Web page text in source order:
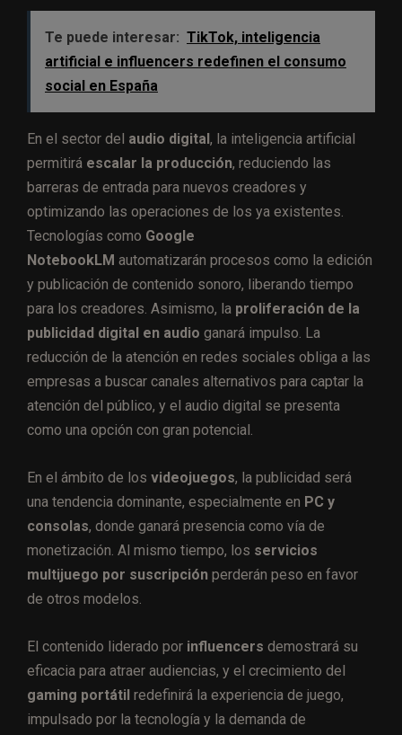
Te puede interesar: TikTok, inteligencia
artificial e influencers redefinen el consumo
social en España
En el sector del audio digital, la inteligencia artificial
permitirá escalar la producción, reduciendo las
barreras de entrada para nuevos creadores y
optimizando las operaciones de los ya existentes.
Tecnologías como Google
NotebookLM automatizarán procesos como la edición
y publicación de contenido sonoro, liberando tiempo
para los creadores. Asimismo, la proliferación de la
publicidad digital en audio ganará impulso. La
reducción de la atención en redes sociales obliga a las
empresas a buscar canales alternativos para captar la
atención del público, y el audio digital se presenta
como una opción con gran potencial​​.
En el ámbito de los videojuegos, la publicidad será
una tendencia dominante, especialmente en PC y
consolas, donde ganará presencia como vía de
monetización. Al mismo tiempo, los servicios
multijuego por suscripción perderán peso en favor
de otros modelos.
El contenido liderado por influencers demostrará su
eficacia para atraer audiencias, y el crecimiento del
gaming portátil redefinirá la experiencia de juego,
impulsado por la tecnología y la demanda de